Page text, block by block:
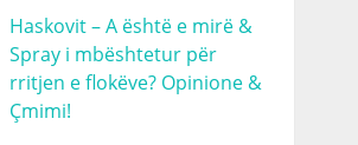
Haskovit – A është e mirë &
Spray i mbështetur për
rritjen e flokëve? Opinione &
Çmimi!